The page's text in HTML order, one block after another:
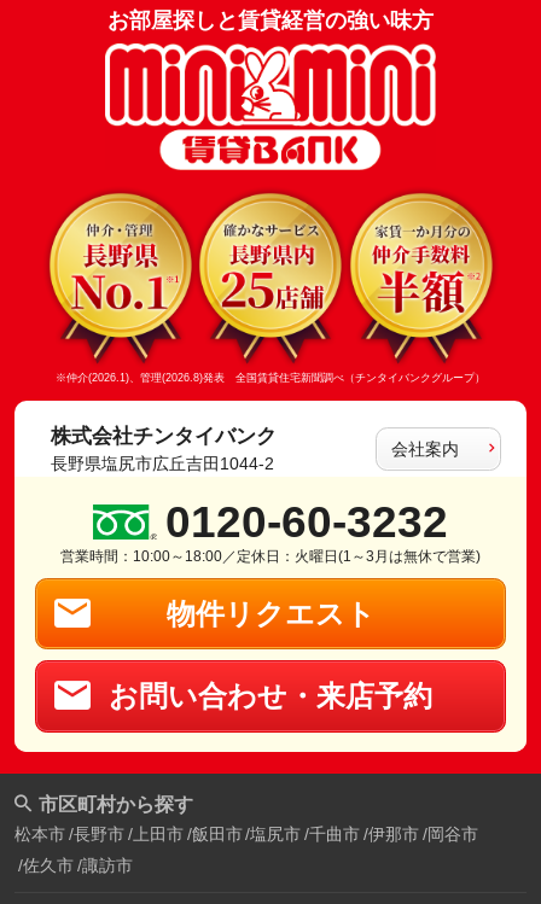
お部屋探しと賃貸経営の強い味方
※仲介(2026.1)、管理(2026.8)発表 全国賃貸住宅新聞調べ（チンタイバンクグループ）
株式会社チンタイバンク
長野県塩尻市広丘吉田1044-2
会社案内
0120-60-3232
営業時間：10:00～18:00／定休日：火曜日(1～3月は無休で営業)
物件リクエスト
お問い合わせ・来店予約
市区町村から探す
松本市 長野市 上田市 飯田市 塩尻市 千曲市 伊那市 岡谷市
佐久市 諏訪市